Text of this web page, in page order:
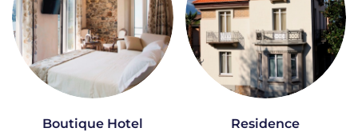
Boutique Hotel
Residence